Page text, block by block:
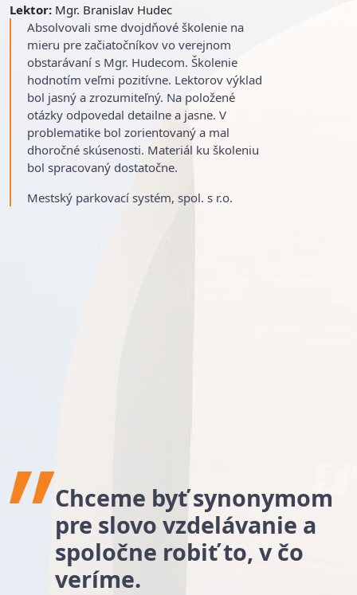
Lektor: Mgr. Branislav Hudec
Absolvovali sme dvojdňové školenie na
mieru pre začiatočníkov vo verejnom
obstarávaní s Mgr. Hudecom. Školenie
hodnotím veľmi pozitívne. Lektorov výklad
bol jasný a zrozumiteľný. Na položené
otázky odpovedal detailne a jasne. V
problematike bol zorientovaný a mal
dhoročné skúsenosti. Materiál ku školeniu
bol spracovaný dostatočne.
Mestský parkovací systém, spol. s r.o.
Chceme byť synonymom
pre slovo vzdelávanie a
spoločne robiť to, v čo
veríme.